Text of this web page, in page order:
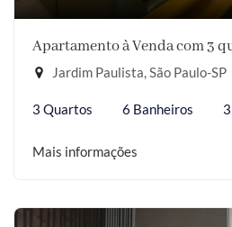
Apartamento à Venda com 3
Jardim Paulista, São Paulo-SP
3 Quartos 6 Banheiros
Mais informações